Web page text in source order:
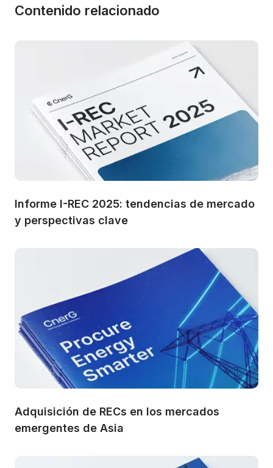
Contenido relacionado
Informe I-REC 2025: tendencias de mercado
y perspectivas clave
Adquisición de RECs en los mercados
emergentes de Asia